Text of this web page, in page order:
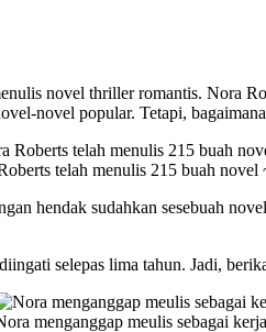
novel thriller romantis. Nora
novel popular. Tetapi,
telah menulis 215 buah novel
hendak sudahkan sesebuah
selepas lima tahun. Jadi,
menganggap meulis sebagai